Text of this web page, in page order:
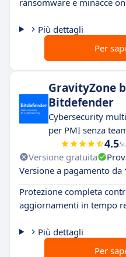
Più dettagli
Per
GravityZone
Bitdefender
Cybersecurity
per PMI senza
4.5
Versione gratuita
Versione a pagamento da
Protezione completa
aggiornamenti in tempo
Più dettagli
Per